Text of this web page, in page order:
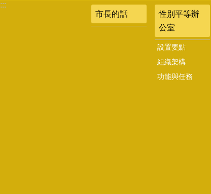
:::
市長的話
性別平等辦
公室
設置要點
組織架構
功能與任務